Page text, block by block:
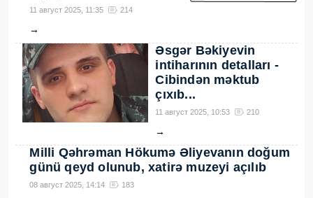
11 август 2025, 11:35 214
→
Əsgər Bəkiyevin
intiharının detalları -
Cibindən məktub
çıxıb...
11 август 2025, 10:53 210
→
Milli Qəhrəman Hökumə Əliyevanın doğum
günü qeyd olunub, xatirə muzeyi açılıb
08 август 2025, 14:14 183